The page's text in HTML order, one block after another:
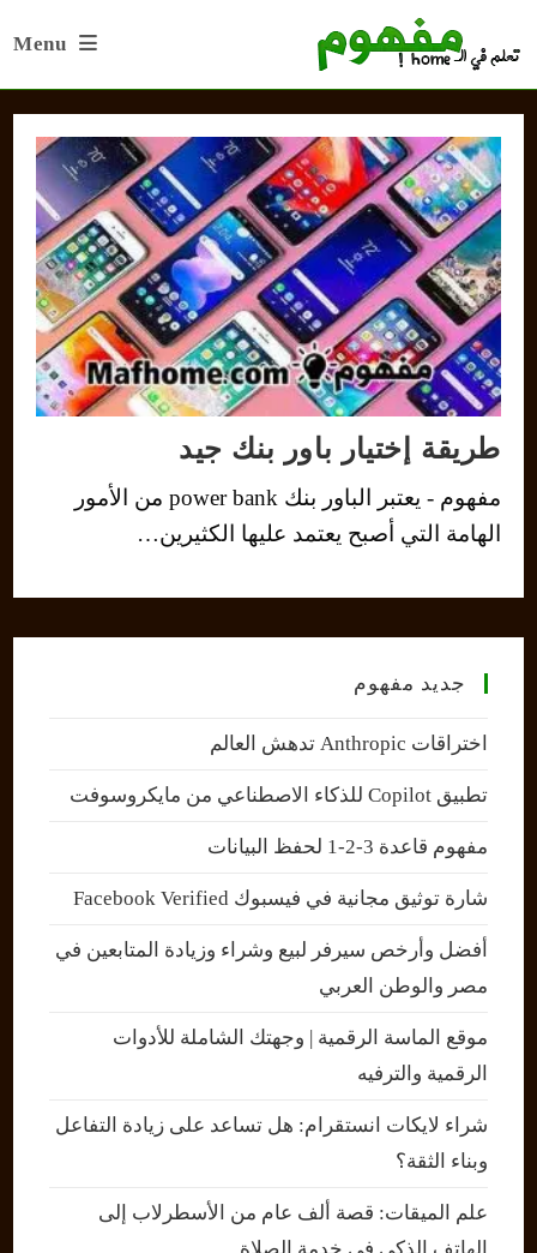
Menu
طريقة إختيار باور بنك جيد
مفهوم - يعتبر الباور بنك power bank من الأمور
الهامة التي أصبح يعتمد عليها الكثيرين…
جديد مفهوم
اختراقات Anthropic تدهش العالم
تطبيق Copilot للذكاء الاصطناعي من مايكروسوفت
مفهوم قاعدة 3-2-1 لحفظ البيانات
شارة توثيق مجانية في فيسبوك Facebook Verified
أفضل وأرخص سيرفر لبيع وشراء وزيادة المتابعين في
مصر والوطن العربي
موقع الماسة الرقمية | وجهتك الشاملة للأدوات
الرقمية والترفيه
شراء لايكات انستقرام: هل تساعد على زيادة التفاعل
وبناء الثقة؟
علم الميقات: قصة ألف عام من الأسطرلاب إلى